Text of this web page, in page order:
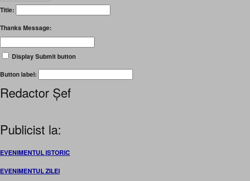
Title:
Thanks Message:
Display Submit button
Button label:
Redactor Șef
Publicist la:
EVENIMENTUL ISTORIC
EVENIMENTUL ZILEI